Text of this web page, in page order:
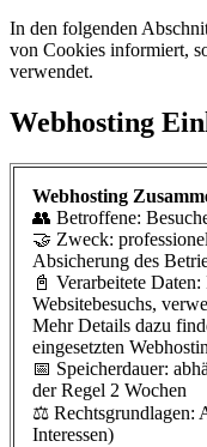
In den folgenden
von Cookies informiert,
verwendet.
Webhosting
Webhosting
👥 Betroffene:
🤝 Zweck:
Absicherung des
📓 Verarbeitete
Websitebesuchs,
Mehr Details dazu
eingesetzten
📅 Speicherdauer:
der Regel 2 Wochen
⚖️ Rechtsgrundlagen:
Interessen)